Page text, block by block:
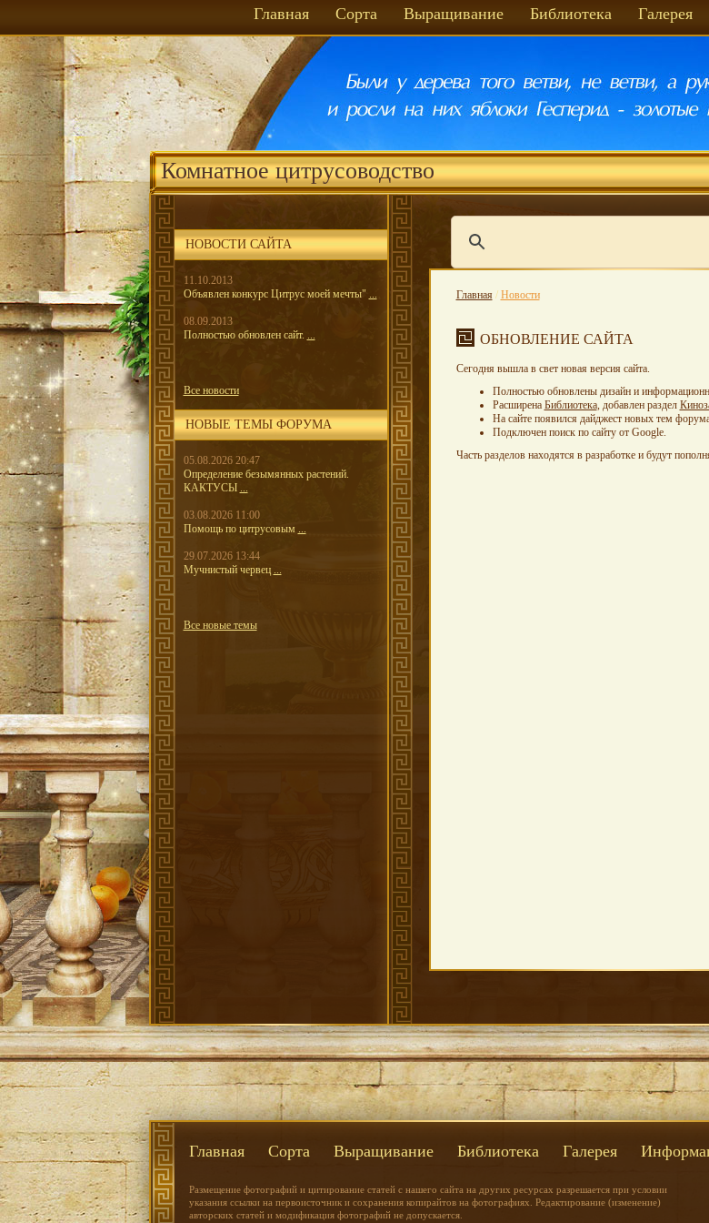
Главная Сорта Выращивание Библиотека Галерея
Комнатное цитрусоводство
НОВОСТИ САЙТА
11.10.2013
Объявлен конкурс Цитрус моей мечты" ...
08.09.2013
Полностью обновлен сайт. ...
Все новости
НОВЫЕ ТЕМЫ ФОРУМА
05.08.2026 20:47
Определение безымянных растений.
КАКТУСЫ ...
03.08.2026 11:00
Помощь по цитрусовым ...
29.07.2026 13:44
Мучнистый червец ...
Все новые темы
Главная/ Новости
ОБНОВЛЕНИЕ САЙТА
Сегодня вышла в свет новая версия сайта.
Полностью обновлены дизайн и
Расширена Библиотека, добавлен раздел
На сайте появился дайджест новых тем
Подключен поиск по сайту от Google.
Часть разделов находятся в разработке и будут
Главная Сорта Выращивание Библиотека Галерея
Размещение фотографий и цитирование статей с нашего сайта на других ресурсах разрешается при условии
указания ссылки на первоисточник и сохранения копирайтов на фотографиях. Редактирование (изменение)
авторских статей и модификация фотографий не допускается.